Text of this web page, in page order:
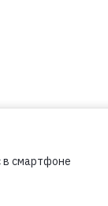
в смартфоне